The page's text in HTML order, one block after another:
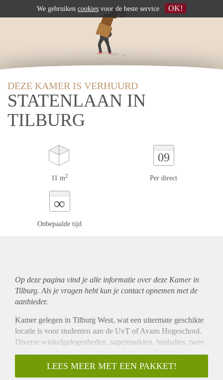
DEZE KAMER IS VERHUURD
STATENLAAN IN
TILBURG
11 m2
09
Per direct
∞
Onbepaalde tijd
Op deze pagina vind je alle informatie over deze Kamer in
Tilburg. Als je vragen hebt kun je contact opnemen met de
aanbieder.
Kamer gelegen in Tilburg West, wat een uitermate geschikte
locatie is voor studenten aan de UvT of Avans Hogeschool.
Diverse winkelgelegenheden, supermarkten, bushaltes, twee
kleine winkelcentra (de Westermarkt en het Palletplein) en
een treinstation (Tilburg universiteit) zijn in de buurt te
vinden. Het stadscentrum van Tilburg is gemakkelijk en vrij
LEES MEER MET EEN PAKKET!
We gebruiken cookies voor de beste service OK!